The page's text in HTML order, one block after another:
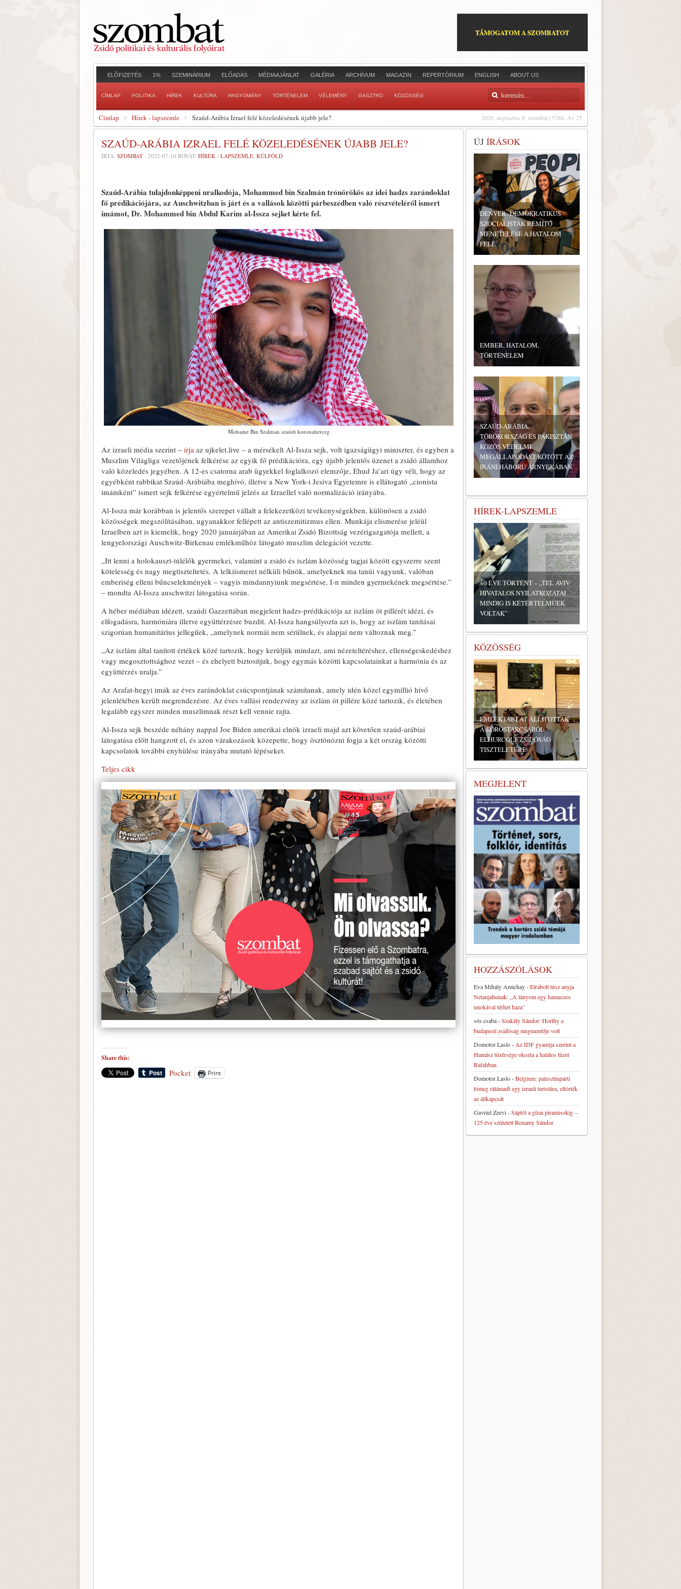
TÁMOGATOM A SZOMBATOT
ELŐFIZETÉS 1% SZEMINÁRIUM ELŐADÁS MÉDIAAJÁNLAT GALÉRIA ARCHÍVUM MAGAZIN REPERTÓRIUM ENGLISH ABOUT US
CÍMLAP POLITIKA HÍREK KULTÚRA HAGYOMÁNY TÖRTÉNELEM VÉLEMÉNY GASZTRO KÖZÖSSÉG
2026. augusztus 8, szombat | 5786. Áv 25
Címlap Hírek - lapszemle Szaúd-Arábia Izrael felé közeledésének újabb jele?
SZAÚD-ARÁBIA IZRAEL FELÉ KÖZELEDÉSÉNEK ÚJABB JELE?
ÍRTA: SZOMBAT - 2022-07-10 ROVAT: HÍREK - LAPSZEMLE, KÜLFÖLD
Szaúd-Arábia tulajdonképpeni uralkodója, Mohammed bin Szalmán trónörökös az idei hadzs zarándoklat
fő prédikációjára, az Auschwitzban is járt és a vallások közötti párbeszédben való részvételéről ismert
imámot, Dr. Mohammed bin Abdul Karim al-Issza sejket kérte fel.
Mohame Bin Szalman szaúdi koronaherceg
Az izraeli média szerint – írja az ujkelet.live – a mérsékelt Al-Issza sejk, volt igazságügyi miniszter, és egyben a
Muszlim Világliga vezetőjének felkérése az egyik fő prédikációra, egy újabb jelentős üzenet a zsidó államhoz
való közeledés jegyében. A 12-es csatorna arab ügyekkel foglalkozó elemzője, Ehud Ja’ari úgy véli, hogy az
egyébként rabbikat Szaúd-Arábiába meghívó, illetve a New York-i Jesiva Egyetemre is ellátogató „cionista
imámként” ismert sejk felkérése egyértelmű jelzés az Izraellel való normalizáció irányába.
Al-Issza már korábban is jelentős szerepet vállalt a felekezetközi tevékenységekben, különösen a zsidó
közösségek megszólításában, ugyanakkor fellépett az antiszemitizmus ellen. Munkája elismerése jeléül
Izraelben azt is kiemelik, hogy 2020 januárjában az Amerikai Zsidó Bizottság vezérigazgatója mellett, a
lengyelországi Auschwitz-Birkenau emlékműhöz látogató muszlim delegációt vezette.
„Itt lenni a holokauszt-túlélők gyermekei, valamint a zsidó és iszlám közösség tagjai között egyszerre szent
kötelesség és nagy megtiszteltetés. A lelkiismeret nélküli bűnök, amelyeknek ma tanúi vagyunk, valóban
emberiség elleni bűncselekmények – vagyis mindannyiunk megsértése, I-n minden gyermekének megsértése.”
– mondta Al-Issza auschwitzi látogatása során.
A héber médiában idézett, szaúdi Gazzettában megjelent hadzs-prédikációja az iszlám öt pillérét idézi, és
elfogadásra, harmóniára illetve együttérzésre buzdít. Al-Issza hangsúlyozta azt is, hogy az iszlám tanításai
szigorúan humanitárius jellegűek, „amelynek normái nem sérülnek, és alapjai nem változnak meg.”
„Az iszlám által tanított értékek közé tartozik, hogy kerüljük mindazt, ami nézeteltéréshez, ellenségeskedéshez
vagy megosztottsághoz vezet – és ehelyett biztosítjuk, hogy egymás közötti kapcsolatainkat a harmónia és az
együttérzés uralja.”
Az Arafat-hegyi imák az éves zarándoklat csúcspontjának számítanak, amely idén közel egymillió hívő
jelenlétében került megrendezésre. Az éves vallási rendezvény az iszlám öt pillére közé tartozik, és életében
legalább egyszer minden muszlimnak részt kell vennie rajta.
Al-Issza sejk beszéde néhány nappal Joe Biden amerikai elnök izraeli majd azt követően szaúd-arábiai
látogatása előtt hangzott el, és azon várakozások közepette, hogy ösztönözni fogja a két ország közötti
kapcsolatok további enyhülése irányába mutató lépéseket.
Teljes cikk
Share this:
Pocket Print
ÚJ ÍRÁSOK
DENVER: DEMOKRATIKUS
SZOCIALISTÁK RÉMÍTŐ
MENETELÉSE A HATALOM
FELÉ
EMBER, HATALOM,
TÖRTÉNELEM
SZAÚD-ARÁBIA,
TÖRÖKORSZÁG ÉS PAKISZTÁN
KÖZÖS VÉDELMI
MEGÁLLAPODÁST KÖTÖTT AZ
IRÁNI HÁBORÚ ÁRNYÉKÁBAN
HÍREK-LAPSZEMLE
40 ÉVE TÖRTÉNT – „TEL AVIV
HIVATALOS NYILATKOZATAI
MINDIG IS KÉTÉRTELMŰEK
VOLTAK”
KÖZÖSSÉG
EMLÉKTÁBLÁT ÁLLÍTOTTAK
A KÖRÖSTARCSÁRÓL
ELHURCOLT ZSIDÓSÁG
TISZTELETÉRE
BONYHÁDI ZSIDÓ NAPOK
MEGJELENT
HOZZÁSZÓLÁSOK
Eva Mihály Amichay-Elrabolt túsz anyja
Netanjahunak: „A lányom egy hamaszos
unokával térhet haza”
sós csaba-Szakály Sándor: Horthy a
budapesti zsidóság megmentője volt
Domotor Laslo- Az IDF gyanúja szerint a
Hamász tüzérsége okozta a halálos tüzet
Rafahban
Domotor Laslo-Belgium: palesztinpárti
tömeg rátámadt egy izraeli turistára, eltörték
az állkapcsát
Gavriel Zeevi-Sáptól a gízai piramisokig –
125 éve született Benamy Sándor